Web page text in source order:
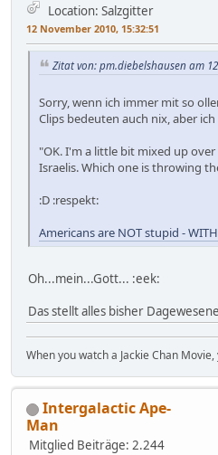
Location: Salzgitter
12 November 2010, 15:32:51
Zitat von: pm.diebelshausen am
Sorry, wenn ich immer mit so
Clips bedeuten auch nix, aber
"OK. I'm a little bit mixed up
Israelis. Which one is throwing
:D :respekt:
Americans are NOT stupid - WITH
Oh...mein...Gott... :eek:
Das stellt alles bisher
When you watch a Jackie Chan
Intergalactic Ape-
Man
Mitglied Beiträge: 2.244